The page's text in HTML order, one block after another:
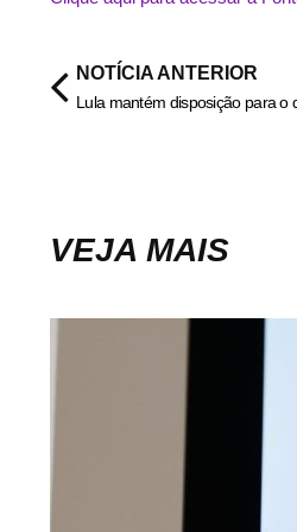
NOTÍCIA ANTERIOR
Lula mantém disposição para o
VEJA MAIS